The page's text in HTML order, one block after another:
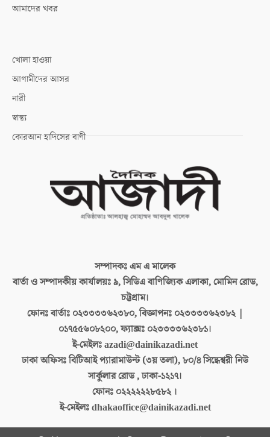
আমাদের খবর
খোলা হাওয়া
আগামীদের আসর
নারী
স্বাস্থ্য
কোরআন হাদিসের বাণী
সম্পাদকঃএম এ মালেক
বার্তা ও সম্পাদকীয় কার্যালয়ঃ৯, সিডিএ বাণিজ্যিক এলাকা, মোমিন রোড,
চট্টগ্রাম।
ফোনঃ বার্তাঃ ০২৩৩৩৩৬২৩৮০, বিজ্ঞাপনঃ ০২৩৩৩৩৬২৩৮২ |
০১৭৫৫৬০৮২০০, ফ্যাক্সঃ ০২৩৩৩৩৬২৩৮১।
ই-মেইলঃazadi@dainikazadi.net
ঢাকা অফিসঃবিটিআই প্যারামাউন্ট (৩য় তলা), ৮০/৪ সিদ্ধেশ্বরী নিউ
সার্কুলার রোড , ঢাকা-১২১৭।
ফোনঃ ০২২২২২২৮৫৮২ ।
ই-মেইলঃdhakaoffice@dainikazadi.net